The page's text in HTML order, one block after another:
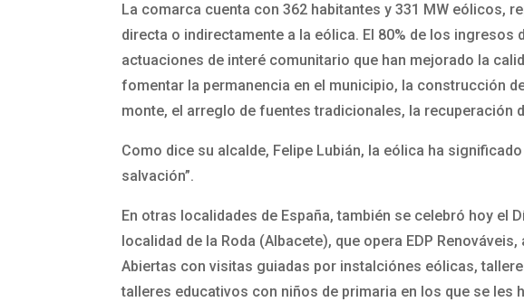
La comarca cuenta con 362 habitantes y 331 MW eólicos,
directa o indirectamente a la eólica. El 80% de los
actuaciones de interé comunitario que han mejorado la
fomentar la permanencia en el municipio, la construcción
monte, el arreglo de fuentes tradicionales, la
Como dice su alcalde, Felipe Lubián, la eólica ha
salvación”.
En otras localidades de España, también se celebró hoy el
localidad de la Roda (Albacete), que opera EDP
Abiertas con visitas guiadas por instalciónes eólicas,
talleres educativos con niños de primaria en los que se